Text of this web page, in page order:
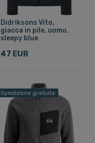
Didriksons Vito,
giacca in pile, uomo,
sleepy blue
47 EUR
Spedizione gratuita